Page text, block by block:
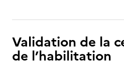
Validation de la
de l’habilitation